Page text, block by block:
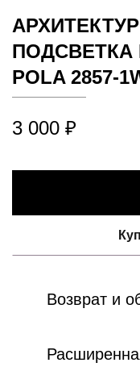
ПОДСВЕТКА
POLA 2857-
3 000 ₽
Возврат и